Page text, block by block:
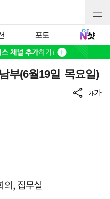
포토
부(6월19일 목요일)
가가
, 집무실